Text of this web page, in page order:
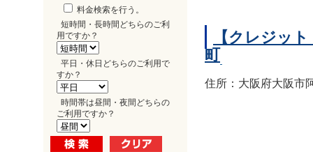
料金検索を行う。
短時間・長時間どちらのご利
用ですか？
平日・休日どちらのご利用で
すか？
時間帯は昼間・夜間どちらの
ご利用ですか？
【クレジッ
町
住所：大阪府大阪市